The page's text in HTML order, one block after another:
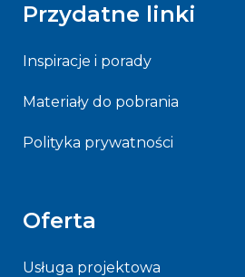
Przydatne linki
Inspiracje i porady
Materiały do pobrania
Polityka prywatności
Oferta
Usługa projektowa